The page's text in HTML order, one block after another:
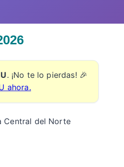
. ¡No te lo pierdas! 🎉
ahora.
Central del Norte